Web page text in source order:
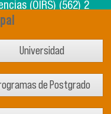
Universidad
de Postgrado
(OIRS) (562) 2
02 25